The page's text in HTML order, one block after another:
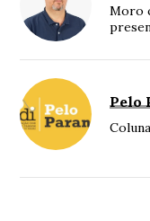
Moro
Pelo